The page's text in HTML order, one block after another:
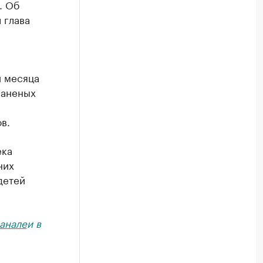
Об
месяца
и в